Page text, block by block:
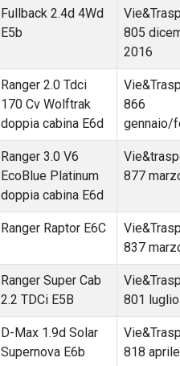
Fullback 2.4d 4Wd
E5b
805
2016
Ranger 2.0 Tdci
170 Cv Wolftrak
doppia cabina E6d
866
gennaio/
Ranger 3.0 V6
EcoBlue Platinum
doppia cabina E6d
877
Ranger Raptor E6C
837
Ranger Super Cab
2.2 TDCi E5B
801
D-Max 1.9d Solar
Supernova E6b
818